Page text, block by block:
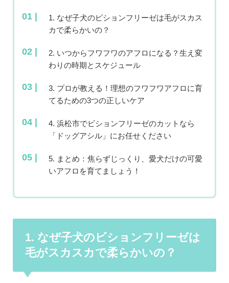
1. なぜ子犬のビションフリーゼは毛がスカス
カで柔らかいの？
2. いつからフワフワのアフロになる？生え変
わりの時期とスケジュール
3. プロが教える！理想のフワフワアフロに育
てるための3つの正しいケア
4. 浜松市でビションフリーゼのカットなら
「ドッグアシル」にお任せください
5. まとめ：焦らずじっくり、愛犬だけの可愛
いアフロを育てましょう！
1. なぜ子犬のビションフリーゼは
毛がスカスカで柔らかいの？